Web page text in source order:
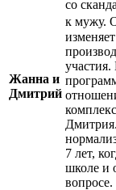
Жанна и
Дмитрий
со
к мужу.
участия.
7 лет,
школе и
вопросе.